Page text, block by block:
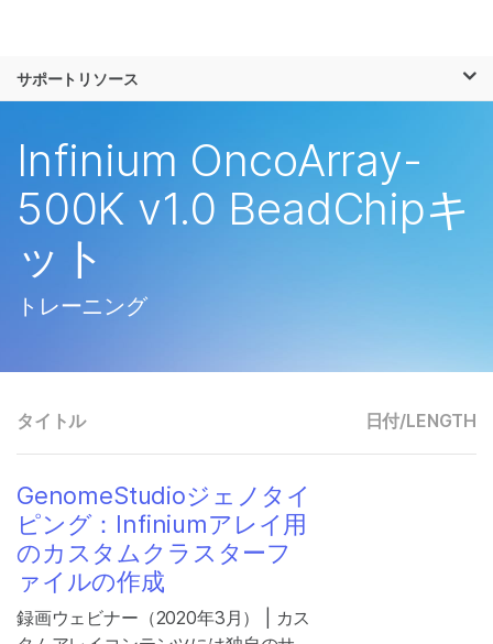
ソリューション
企業情報
サポート
お気に入りの分野を選択
サポートリソース
Infinium OncoArray-
500K v1.0 BeadChipキ
ット
トレーニング
タイトル 日付/LENGTH
GenomeStudioジェノタイ
ピング：Infiniumアレイ用
のカスタムクラスターフ
ァイルの作成
録画ウェビナー（2020年3月） | カス
お気に入りの分野を選択すると、関連性の
高いコンテンツへのリンクが表示されます:
がん研究
微生物研究
農学研究
複雑な疾患
臨床オンコロジー
生殖医学
遺伝性および希少疾
患研究